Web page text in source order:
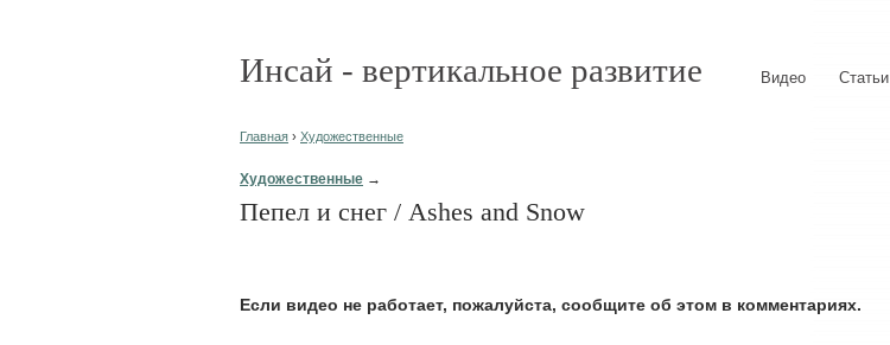
Инсай - вертикальное развитие Видео Статьи
Главная › Художественные
Художественные →
Пепел и снег / Ashes and Snow
Eсли видео не работает, пожалуйста, сообщите об этом в комментариях.